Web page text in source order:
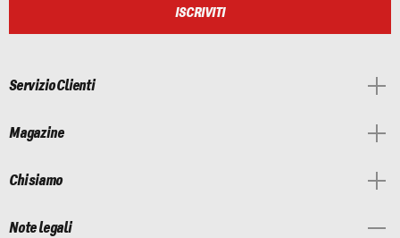
ISCRIVITI
Servizio Clienti
Magazine
Chi siamo
Note legali